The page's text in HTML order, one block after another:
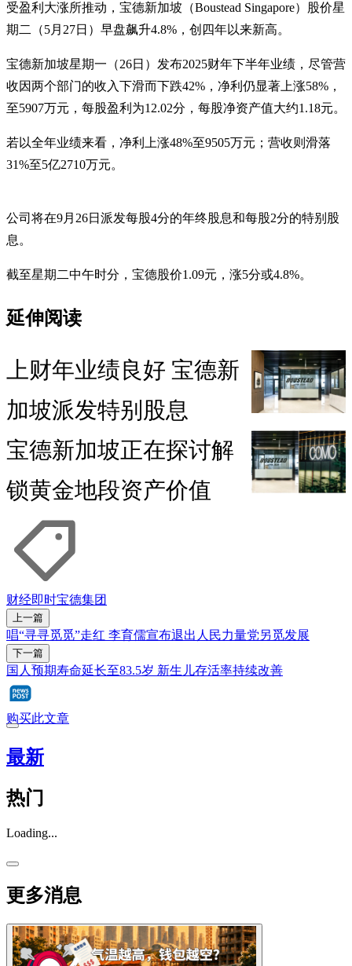
受盈利大涨所推动，宝德新加坡（Boustead Singapore）股价星
期二（5月27日）早盘飙升4.8%，创四年以来新高。
宝德新加坡星期一（26日）发布2025财年下半年业绩，尽管营
收因两个部门的收入下滑而下跌42%，净利仍显著上涨58%，
至5907万元，每股盈利为12.02分，每股净资产值大约1.18元。
若以全年业绩来看，净利上涨48%至9505万元；营收则滑落
31%至5亿2710万元。
公司将在9月26日派发每股4分的年终股息和每股2分的特别股
息。
截至星期二中午时分，宝德股价1.09元，涨5分或4.8%。
延伸阅读
上财年业绩良好 宝德新
加坡派发特别股息
宝德新加坡正在探讨解
锁黄金地段资产价值
财经即时宝德集团
上一篇
唱“寻寻觅觅”走红 李育儒宣布退出人民力量党另觅发展
下一篇
国人预期寿命延长至83.5岁 新生儿存活率持续改善
购买此文章
最新
热门
Loading...
更多消息